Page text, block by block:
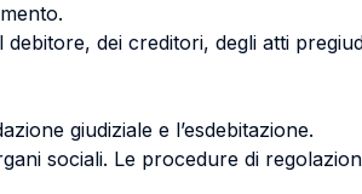
dei creditori, degli atti
giudiziale e l’esdebitazione.
sociali. Le procedure di